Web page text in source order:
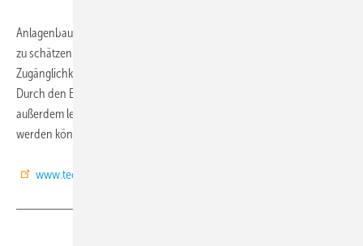
Anlagenbauer wissen besonders die einfache Wartung und Montage
zu schätzen sowie die höhere Sicherheit durch bessere
Zugänglichkeit der Komponenten und fertige Verdrahtung ab Werk.
Durch den Einsatz von Kunstharz für die Gehäuse sind die Produkte
außerdem leichter, wobei die eingesetzten Materialien recycelt
werden können.
www.tecumseh-europe.com